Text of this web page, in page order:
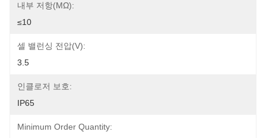
내부 저항(mΩ):
≤10
셀 밸런싱 전압(V):
3.5
인클로저 보호:
IP65
Minimum Order Quantity: